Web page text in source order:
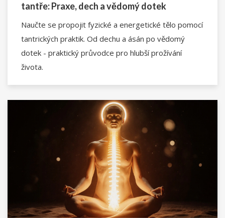
tantře: Praxe, dech a vědomý dotek
Naučte se propojit fyzické a energetické tělo pomocí
tantrických praktik. Od dechu a ásán po vědomý
dotek - praktický průvodce pro hlubší prožívání
života.